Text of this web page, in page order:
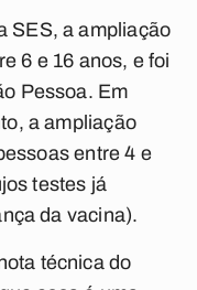
SES, a ampliação
6 e 16 anos, e foi
Pessoa. Em
a ampliação
entre 4 e
testes já
da vacina).
técnica do